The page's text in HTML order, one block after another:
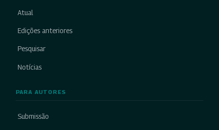
Atual
Edições anteriores
Pesquisar
Notícias
PARA AUTORES
Submissão